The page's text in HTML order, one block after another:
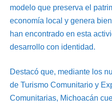
modelo que preserva el
economía local y genera
han encontrado en esta
desarrollo con identidad.
Destacó que, mediante los
de Turismo Comunitario y
Comunitarias, Michoacán